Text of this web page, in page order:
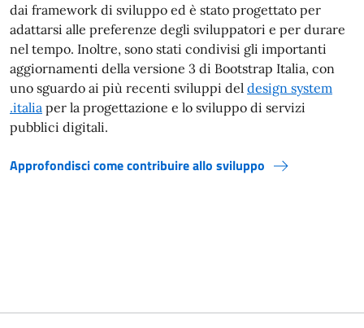
dai framework di sviluppo ed è stato progettato per
adattarsi alle preferenze degli sviluppatori e per durare
nel tempo. Inoltre, sono stati condivisi gli importanti
aggiornamenti della versione 3 di Bootstrap Italia, con
uno sguardo ai più recenti sviluppi del design system
.italia per la progettazione e lo sviluppo di servizi
pubblici digitali.
Approfondisci come contribuire allo sviluppo